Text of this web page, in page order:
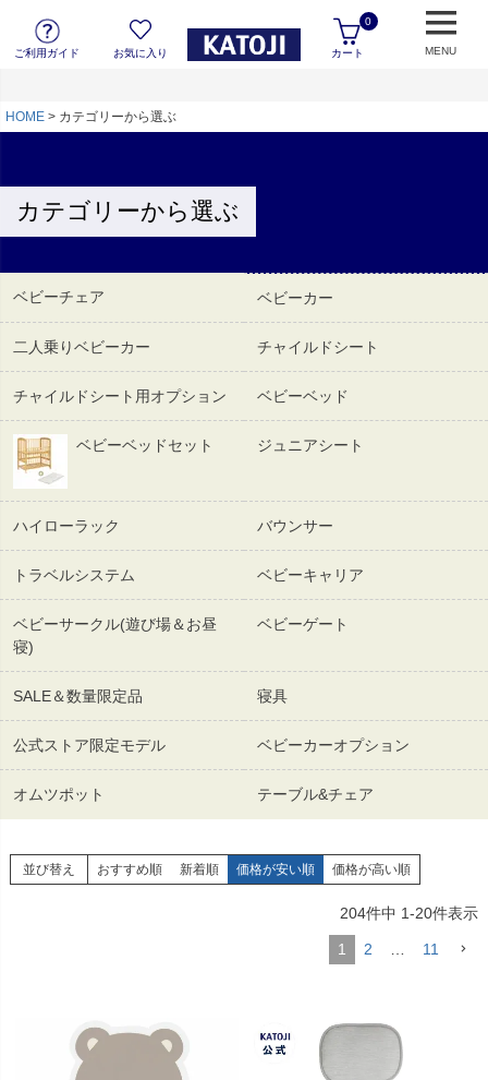
ご利用ガイド お気に入り カート
0
MENU
HOME カテゴリーから選ぶ
カテゴリーから選ぶ
ベビーチェア ベビーカー
二人乗りベビーカー チャイルドシート
チャイルドシート用オプション ベビーベッド
ベビーベッドセット ジュニアシート
ハイローラック バウンサー
トラベルシステム ベビーキャリア
ベビーサークル(遊び場＆お昼
寝)
ベビーゲート
SALE＆数量限定品 寝具
公式ストア限定モデル ベビーカーオプション
オムツポット テーブル&チェア
並び替え おすすめ順 新着順 価格が安い順 価格が高い順
204件中 1-20件表示
1 2 11